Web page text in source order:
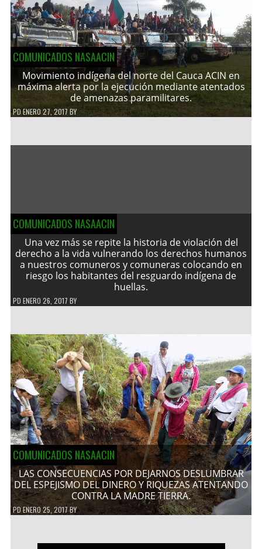
COMUNICADOS NASAACIN
Movimiento indígena del norte del Cauca ACIN en
máxima alerta por la ejecución mediante atentados
de amenazas paramilitares.
PDENERO 27, 2017 BY
COMUNICADOS NASAACIN
Una vez más se repite la historia de violación del
derecho a la vida vulnerando los derechos humanos
a nuestros comuneros y comuneras colocando en
riesgo los habitantes del resguardo indígena de
huellas.
PD ENERO 26, 2017 BY
COMUNICADOS NASAACIN
LAS CONSECUENCIAS POR DEJARNOS DESLUMBRAR
DEL ESPEJISMO DEL DINERO Y RIQUEZAS ATENTANDO
CONTRA LA MADRE TIERRA.
PDENERO 25, 2017BY